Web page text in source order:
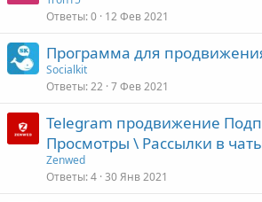
Ответы 0 12 Фев 2021
Программа для
Socialkit
Ответы 22 7 Фев 2021
Telegram продвижение
Просмотры \ Рассылки в
Zenwed
Ответы 4 30 Янв 2021